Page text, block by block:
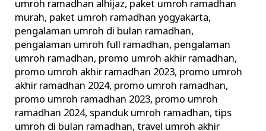
umroh ramadhan alhijaz, paket umroh ramadhan
murah, paket umroh ramadhan yogyakarta,
pengalaman umroh di bulan ramadhan,
pengalaman umroh full ramadhan, pengalaman
umroh ramadhan, promo umroh akhir ramadhan,
promo umroh akhir ramadhan 2023, promo umroh
akhir ramadhan 2024, promo umroh ramadhan,
promo umroh ramadhan 2023, promo umroh
ramadhan 2024, spanduk umroh ramadhan,tips
umroh di bulan ramadhan,travel umroh akhir